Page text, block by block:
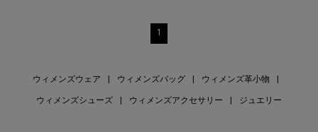
1
ウィメンズウェア ウィメンズバッグ ウィメンズ革小物
ウィメンズシューズ ウィメンズアクセサリー ジュエリー